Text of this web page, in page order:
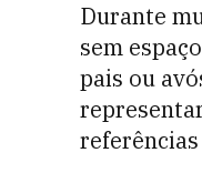
Durante
sem
pais ou
referências